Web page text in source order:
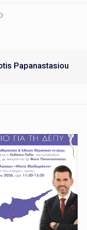
Papanastasiou